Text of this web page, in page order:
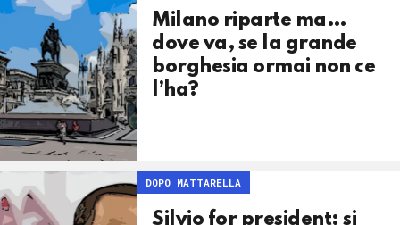
Milano riparte ma…
dove va, se la grande
borghesia ormai non ce
l’ha?
DOPO MATTARELLA
Silvio for president: si